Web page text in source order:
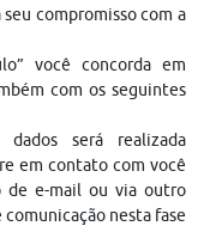
compromisso com a
você concorda em
com os seguintes
será realizada
em contato com você
de e-mail ou via outro
nesta fase